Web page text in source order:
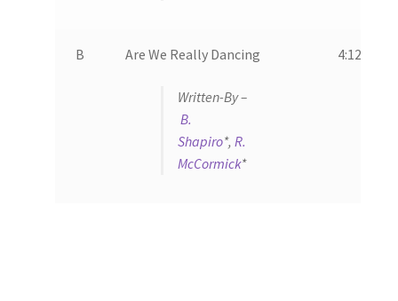
B Are We Really Dancing
Written-By –
B.
Shapiro*, R.
McCormick*
4:12